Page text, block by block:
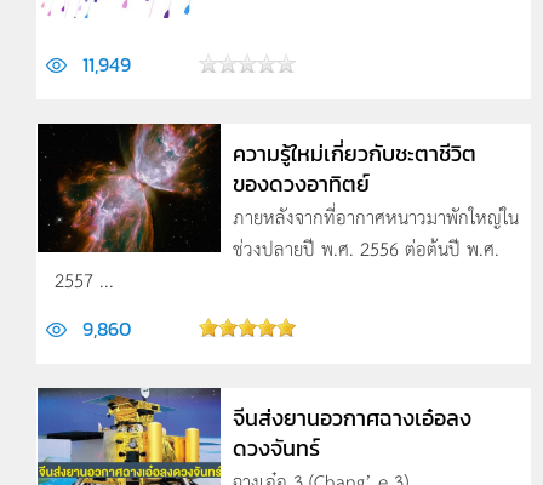
11,949
ความรู้ใหม่เกี่ยวกับชะตาชีวิต
ของดวงอาทิตย์
ภายหลังจากที่อากาศหนาวมาพักใหญ่ใน
ช่วงปลายปี พ.ศ. 2556 ต่อต้นปี พ.ศ.
2557 ...
9,860
จีนส่งยานอวกาศฉางเอ๋อลง
ดวงจันทร์